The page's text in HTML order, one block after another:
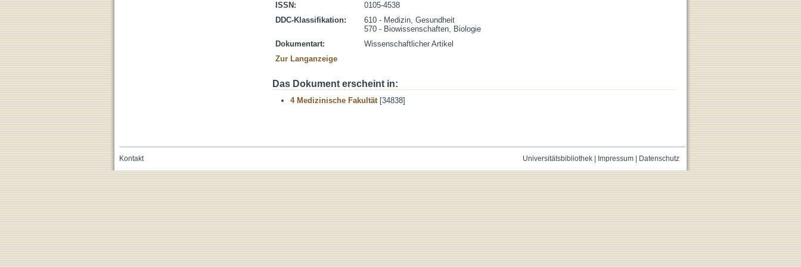
ISSN:
0105-4538
DDC-Klassifikation:
610 - Medizin, Gesundheit
570 - Biowissenschaften, Biologie
Dokumentart:
Wissenschaftlicher Artikel
Zur Langanzeige
Das Dokument erscheint in:
4 Medizinische Fakultät[34838]
Universitätsbibliothek| Impressum| Datenschutz
Kontakt